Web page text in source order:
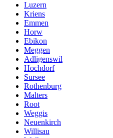
Luzern
Kriens
Emmen
Horw
Ebikon
Meggen
Adligenswil
Hochdorf
Sursee
Rothenburg
Malters
Root
Weggis
Neuenkirch
Willisau